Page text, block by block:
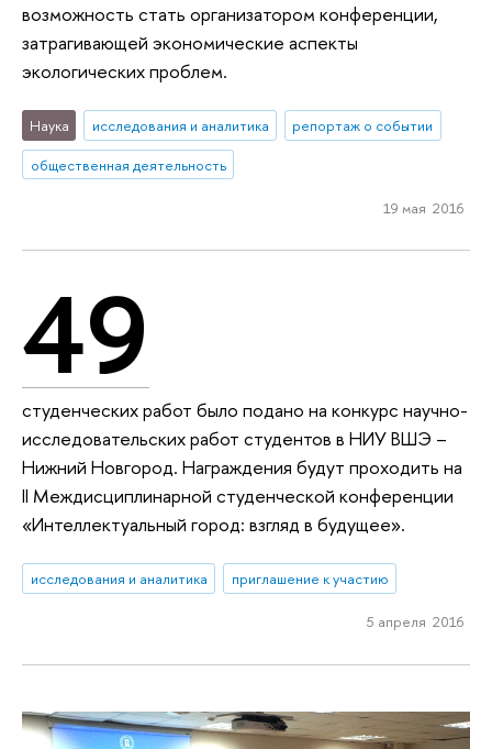
возможность стать организатором конференции,
затрагивающей экономические аспекты
экологических проблем.
Наука исследования и аналитика
репортаж о событии
общественная деятельность
19 мая 2016
49
студенческих работ было подано на конкурс научно-
исследовательских работ студентов в НИУ ВШЭ –
Нижний Новгород. Награждения будут проходить на
II Междисциплинарной студенческой конференции
«Интеллектуальный город: взгляд в будущее».
исследования и аналитика приглашение к участию
5 апреля 2016